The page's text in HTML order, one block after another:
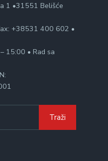
1 •31551 Belišće
+38531 400 602 •
15:00 • Rad sa
Traži